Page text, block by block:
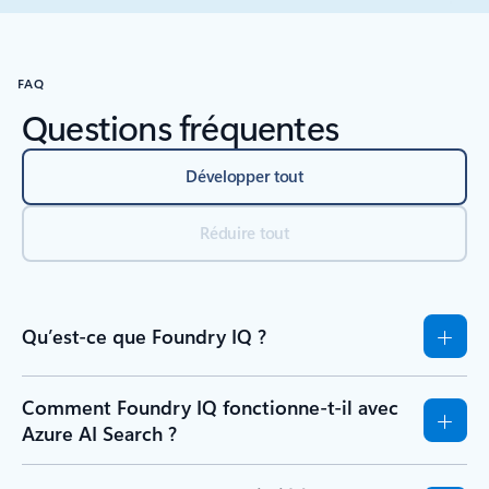
Retour aux contrôles de navigation du carrousel
FAQ
Questions fréquentes
Développer tout
Réduire tout
Qu’est-ce que Foundry IQ ?
Comment Foundry IQ fonctionne-t-il avec
Azure AI Search ?